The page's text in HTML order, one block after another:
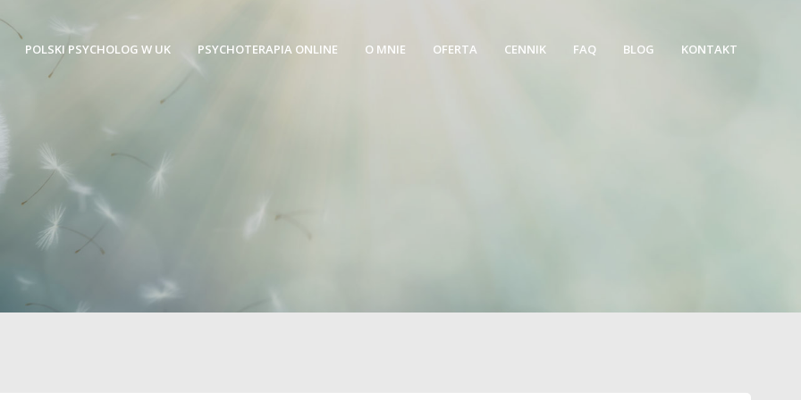
POLSKI PSYCHOLOG W UK PSYCHOTERAPIA ONLINE O MNIE OFERTA CENNIK FAQ BLOG KONTAKT